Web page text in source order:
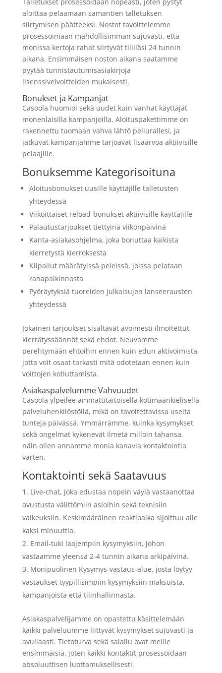
aloittaa pelaamaan samantien talletuksen
siirtymisen päätteeksi. Nostot tavoittelemme
prosessoimaan mahdollisimman sujuvasti, että
monissa kertoja rahat siirtyvät tililläsi 24 tunnin
aikana. Ensimmäisen noston aikana saatamme
pyytää tunnistautumisasiakirjoja
lisenssivelvoitteiden mukaisesti.
Bonukset ja Kampanjat
Casoola huomioi sekä uudet kuin vanhat käyttäjät
monenlaisilla kampanjoilla. Aloituspakettimme on
rakennettu tuomaan vahva lähtö peliurallesi, ja
jatkuvat kampanjamme tarjoavat lisäarvoa aktiivisille
pelaajille.
Bonuksemme Kategorisoituna
Aloitusbonukset uusille käyttäjille talletusten
yhteydessä
Viikoittaiset reload-bonukset aktiivisille käyttäjille
Palautustarjoukset tiettyinä viikonpäivinä
Kanta-asiakasohjelma, joka bonuttaa kaikista
kierretystä kierroksesta
Kilpailut määrätyissä peleissä, joissa pelataan
rahapalkinnosta
Pyöräytyksiä tuoreiden julkaisujen lanseerausten
yhteydessä
Jokainen tarjoukset sisältävät avoimesti ilmoitettut
kierrätyssäännöt sekä ehdot. Neuvomme
perehtymään ehtoihin ennen kuin edun aktivoimista,
jotta voit osaat tarkasti mitä odotetaan ennen kuin
voittojen kotiuttamista.
Asiakaspalvelumme Vahvuudet
Casoola ylpeilee ammattitaitoisella kotimaankielisellä
palveluhenkilöstöllä, mikä on tavoitettavissa useita
tunteja päivässä. Ymmärrämme, kuinka kysymykset
sekä ongelmat kykenevät ilmetä milloin tahansa,
näin ollen annamme monia kanavia kontaktointia
varten.
Kontaktointi sekä Saatavuus
Live-chat, joka edustaa nopein väylä vastaanottaa
avustusta välittömiin asioihin sekä teknisiin
vaikeuksiin. Keskimääräinen reaktioaika sijoittuu alle
kaksi minuuttia.
Email-tuki laajempiin kysymyksiin, johon
vastaamme yleensä 2-4 tunnin aikana arkipäivinä.
Monipuolinen Kysymys-vastaus-alue, josta löytyy
vastaukset tyypillisimpiin kysymyksiin maksuista,
kampanjoista että tilinhallinnasta.
Asiakaspalvelijamme on opastettu käsittelemään
kaikki palveluumme liittyvät kysymykset sujuvasti ja
avuliaasti. Tietoturva sekä salailu ovat meille
ensimmäisiä, joten kaikki kontaktit prosessoidaan
absoluuttisen luottamuksellisesti.